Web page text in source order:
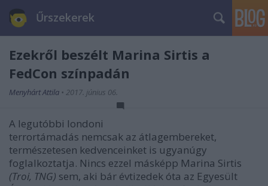
Űrszekerek
Ezekről beszélt Marina Sirtis a
FedCon színpadán
Menyhárt Attila • 2017. június 06.
A legutóbbi londoni
terrortámadás nemcsak az átlagembereket,
természetesen kedvenceinket is ugyanúgy
foglalkoztatja. Nincs ezzel másképp Marina Sirtis
(Troi, TNG) sem, aki bár évtizedek óta az Egyesült